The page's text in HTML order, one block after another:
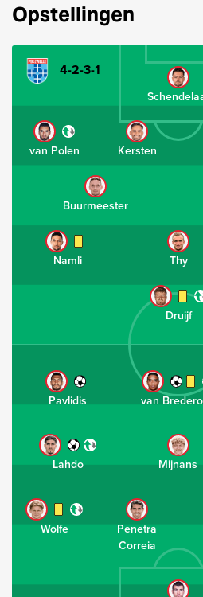
Opstellingen
4-2-3-1
van Polen Kersten
Buurmeester
Namli Thy
Druijf
Penetra
Correia
Wolfe
Mijnans
Lahdo
van
Pavlidis